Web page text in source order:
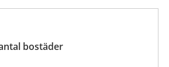
bostäder